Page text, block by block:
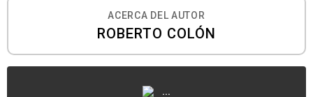
ACERCA DEL AUTOR
ROBERTO COLÓN
...